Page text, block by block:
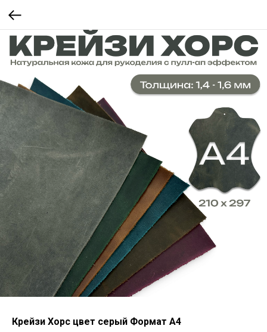
Крейзи Хорс цвет серый Формат А4